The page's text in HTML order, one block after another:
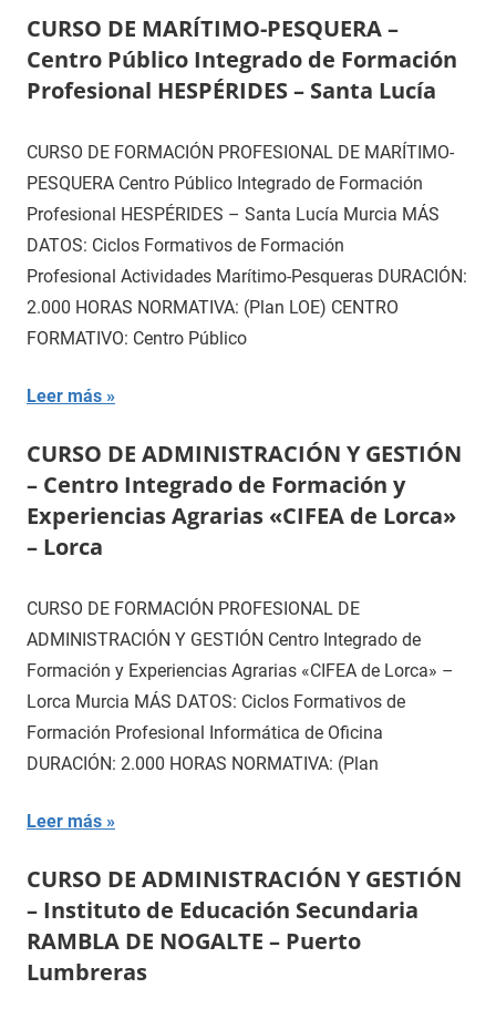
CURSO DE MARÍTIMO-PESQUERA –
Centro Público Integrado de Formación
Profesional HESPÉRIDES – Santa Lucía
CURSO DE FORMACIÓN PROFESIONAL DE MARÍTIMO-
PESQUERA Centro Público Integrado de Formación
Profesional HESPÉRIDES – Santa Lucía Murcia MÁS
DATOS: Ciclos Formativos de Formación
Profesional Actividades Marítimo-Pesqueras DURACIÓN:
2.000 HORAS NORMATIVA: (Plan LOE) CENTRO
FORMATIVO: Centro Público
Leer más
CURSO DE ADMINISTRACIÓN Y GESTIÓN
– Centro Integrado de Formación y
Experiencias Agrarias «CIFEA de Lorca»
– Lorca
CURSO DE FORMACIÓN PROFESIONAL DE
ADMINISTRACIÓN Y GESTIÓN Centro Integrado de
Formación y Experiencias Agrarias «CIFEA de Lorca» –
Lorca Murcia MÁS DATOS: Ciclos Formativos de
Formación Profesional Informática de Oficina
DURACIÓN: 2.000 HORAS NORMATIVA: (Plan
Leer más
CURSO DE ADMINISTRACIÓN Y GESTIÓN
– Instituto de Educación Secundaria
RAMBLA DE NOGALTE – Puerto
Lumbreras